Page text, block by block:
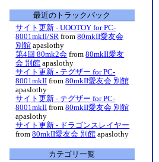
最近のトラックバック
サイト更新 - UOOTOY for PC-
8001mkII/SR from 80mkII愛友会
別館 apaslothy
第4回 80mk2会 from 80mkII愛友
会 別館 apaslothy
サイト更新 - テグザー for PC-
8001mkII from 80mkII愛友会 別館
apaslothy
サイト更新 - テグザー for PC-
8001mkII from 80mkII愛友会 別館
apaslothy
サイト更新 - ドラゴンスレイヤー
from 80mkII愛友会 別館 apaslothy
カテゴリ一覧